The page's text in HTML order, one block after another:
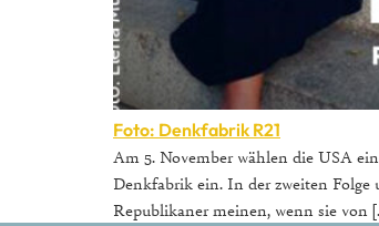
Foto: Denkfabrik R21
Am 5. November wählen die USA
Denkfabrik ein. In der zweiten Folge
Republikaner meinen, wenn sie von